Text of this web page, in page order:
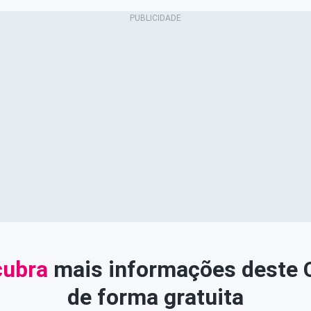
mais informações deste
de forma gratuita